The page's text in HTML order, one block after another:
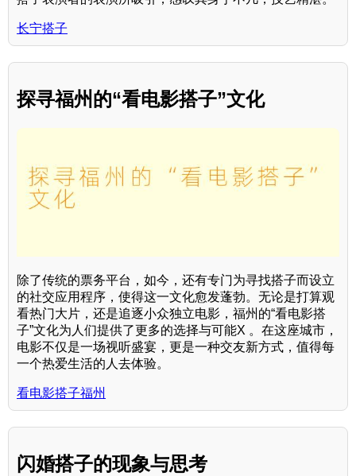
长宁搭子
探寻福州的“看电影搭子”文化
除了传统的票务平台，如今，还有专门为寻找搭子而设立
的社交应用程序，使得这一文化愈发蓬勃。无论是打算观
看热门大片，还是追逐小众独立电影，福州的“看电影搭
子”文化为人们提供了更多的选择与可能X 。在这座城市，
电影不仅是一场视听盛宴，更是一种交友新方式，值得每
一个热爱生活的人去体验。
看电影搭子福州
闪婚搭子的现象与思考